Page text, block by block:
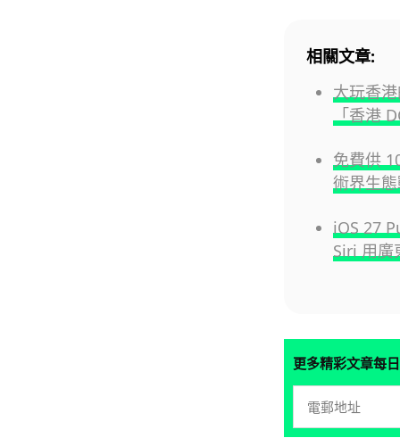
相關文章:
大玩香
「香港
免費供
術界生
iOS 27
Siri 用廣
更多精彩文章每